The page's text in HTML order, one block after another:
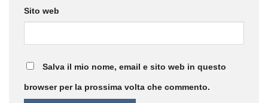
Sito web
Salva il mio nome, email e sito web in questo
browser per la prossima volta che commento.